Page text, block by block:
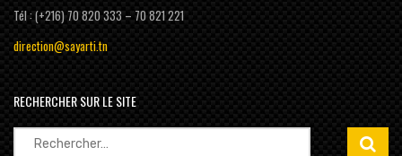
Tél : (+216) 70 820 333 – 70 821 221
direction@sayarti.tn
RECHERCHER SUR LE SITE
Rechercher :